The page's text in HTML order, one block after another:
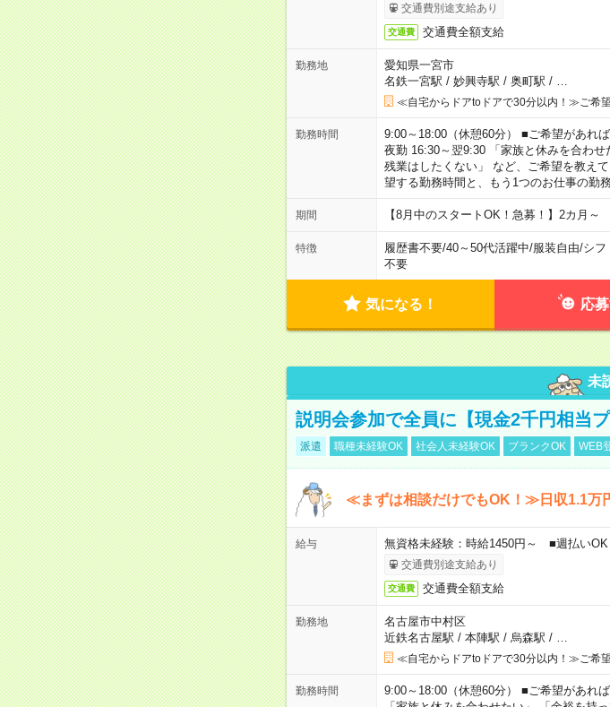
交通費別途支給あり
交通費 交通費全額支給
勤務地
愛知県一宮市
名鉄一宮駅 / 妙興寺駅 / 奥町駅 /
≪自宅からドアtoドアで30分以内！≫ご希望
勤務時間
9:00～18:00（休憩60分） ■ご希望があれ
夜勤 16:30～翌9:30 「家族と休みを合わ
残業はしたくない」 など、ご希望を教え
望する勤務時間と、もう1つのお仕事の勤
期間 【8月中のスタートOK！急募！】2カ月
特徴 履歴書不要/40～50代活躍中/服装自由/シフ
不要
気になる！ 応
未
説明会参加で全員に【現金2千円相当
派遣 職種未経験OK 社会人未経験OK ブランクOK WEB
≪まずは相談だけでもOK！≫日収1.1万
給与 無資格未経験：時給1450円～ ■週払い
交通費別途支給あり
交通費 交通費全額支給
勤務地
名古屋市中村区
近鉄名古屋駅 / 本陣駅 / 烏森駅 /
≪自宅からドアtoドアで30分以内！≫ご希望
勤務時間
9:00～18:00（休憩60分） ■ご希望があれ